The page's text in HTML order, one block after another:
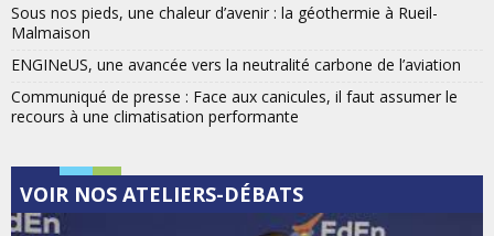
Sous nos pieds, une chaleur d’avenir : la géothermie à Rueil-
Malmaison
ENGINeUS, une avancée vers la neutralité carbone de l’aviation
Communiqué de presse : Face aux canicules, il faut assumer le
recours à une climatisation performante
VOIR NOS ATELIERS-DÉBATS